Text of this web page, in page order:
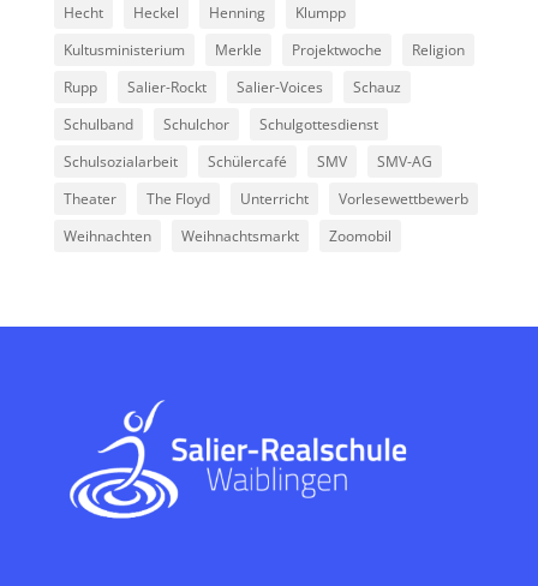
Hecht
Heckel Henning
Klumpp
Kultusministerium
Merkle Projektwoche
Religion
Rupp
Salier-Rockt Salier-Voices
Schauz
Schulband
Schulchor
Schulgottesdienst
Schulsozialarbeit
Schülercafé SMV
SMV-AG
Theater
The Floyd Unterricht
Vorlesewettbewerb
Weihnachten
Weihnachtsmarkt Zoomobil